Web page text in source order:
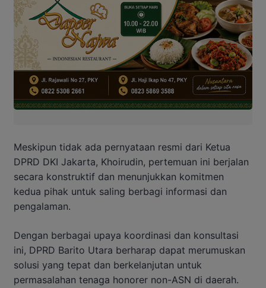
Meskipun tidak ada pernyataan resmi dari Ketua
DPRD DKI Jakarta, Khoirudin, pertemuan ini berjalan
secara konstruktif dan menunjukkan komitmen
kedua pihak untuk saling berbagi informasi dan
pengalaman.
Dengan berbagai upaya koordinasi dan konsultasi
ini, DPRD Barito Utara berharap dapat merumuskan
solusi yang tepat dan berkelanjutan untuk
permasalahan tenaga honorer non-ASN di daerah.